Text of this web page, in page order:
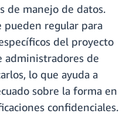
de manejo de datos.
pueden regular para
del proyecto
administradores de
lo que ayuda a
sobre la forma en
confidenciales.